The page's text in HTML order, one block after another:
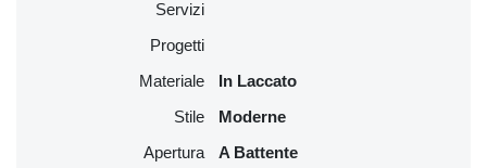
Servizi
Progetti
Materiale In Laccato
Stile Moderne
Apertura A Battente